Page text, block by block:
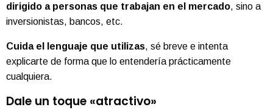
dirigido a personas que trabajan en el mercado, sino a
inversionistas, bancos, etc.
Cuida el lenguaje que utilizas, sé breve e intenta
explicarte de forma que lo entendería prácticamente
cualquiera.
Dale un toque «atractivo»